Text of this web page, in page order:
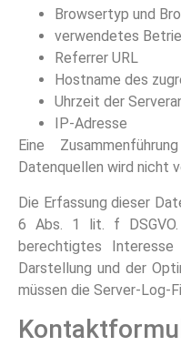
Browsertyp und
verwendetes
Referrer URL
Hostname des
Uhrzeit der
IP-Adresse
Eine
Datenquellen wird nicht
Die Erfassung dieser
6 Abs. 1 lit. f
berechtigtes
Darstellung und der
müssen die Server-Log-